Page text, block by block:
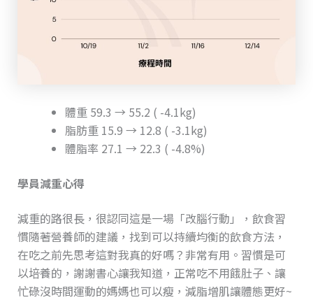
體重 59.3 → 55.2 ( -4.1kg)
脂肪重 15.9 → 12.8 ( -3.1kg)
體脂率 27.1 → 22.3 ( -4.8%)
學員減重心得
減重的路很長，很認同這是一場「改腦行動」，飲食習
慣隨著營養師的建議，找到可以持續均衡的飲食方法，
在吃之前先思考這對我真的好嗎？非常有用。習慣是可
以培養的，謝謝書心讓我知道，正常吃不用餓肚子、讓
忙碌沒時間運動的媽媽也可以瘦，減脂增肌讓體態更好~